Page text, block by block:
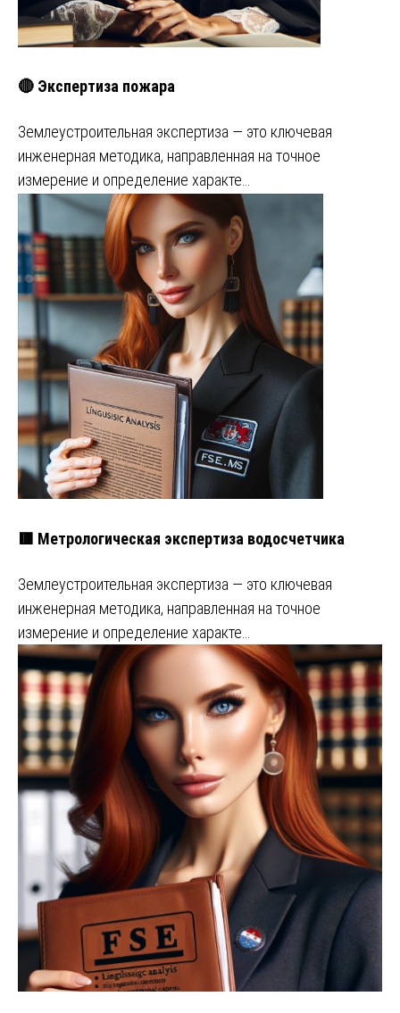
🔴 Экспертиза пожара
Землеустроительная экспертиза — это ключевая
инженерная методика, направленная на точное
измерение и определение характе…
🟥 Метрологическая экспертиза водосчетчика
Землеустроительная экспертиза — это ключевая
инженерная методика, направленная на точное
измерение и определение характе…